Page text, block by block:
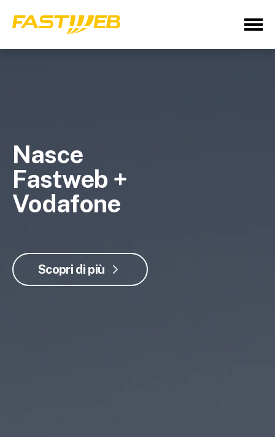
Nasce
Fastweb +
Vodafone
Scopri di più